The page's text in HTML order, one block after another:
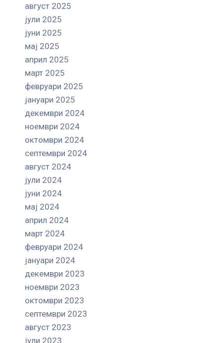
август 2025
јули 2025
јуни 2025
мај 2025
април 2025
март 2025
февруари 2025
јануари 2025
декември 2024
ноември 2024
октомври 2024
септември 2024
август 2024
јули 2024
јуни 2024
мај 2024
април 2024
март 2024
февруари 2024
јануари 2024
декември 2023
ноември 2023
октомври 2023
септември 2023
август 2023
јули 2023